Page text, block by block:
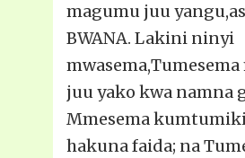
magumu juu
BWANA. Lakini ninyi
juu yako kwa namna
Mmesema
hakuna faida; na